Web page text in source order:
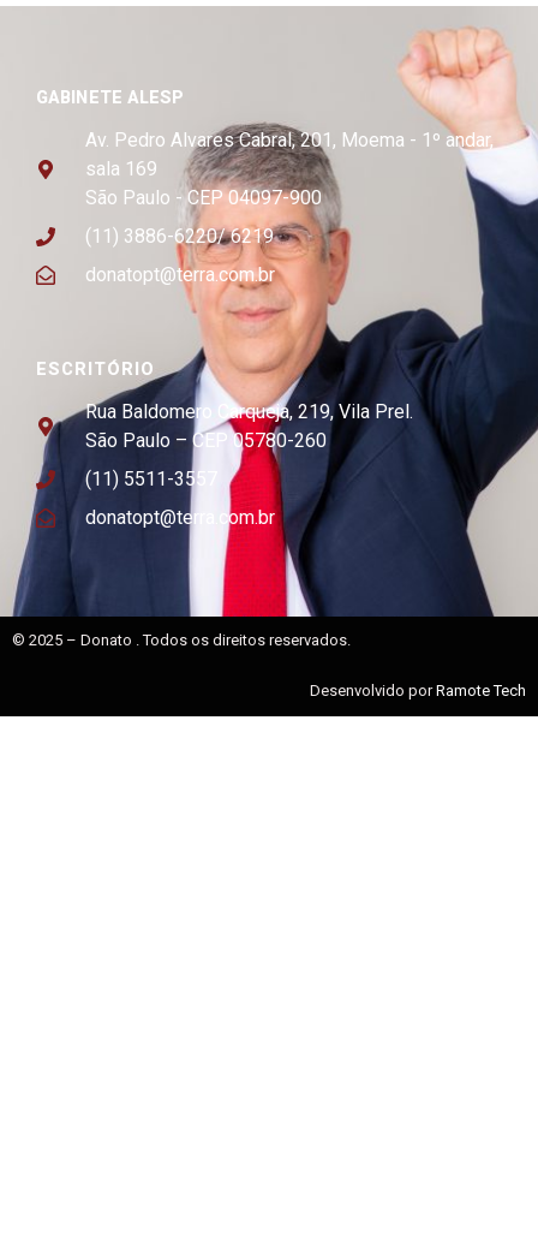
ESCRITÓRIO
Rua Baldomero Carqueja, 219, Vila Prel.
São Paulo – CEP 05780-260
(11) 5511-3557
donatopt@terra.com.br
GABINETE ALESP
Av. Pedro Alvares Cabral, 201, Moema - 1º andar,
sala 169
São Paulo - CEP 04097-900
(11) 3886-6220/ 6219
donatopt@terra.com.br
© 2025 – Donato . Todos os direitos reservados.
Desenvolvido porRamote Tech